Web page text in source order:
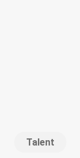
Talent